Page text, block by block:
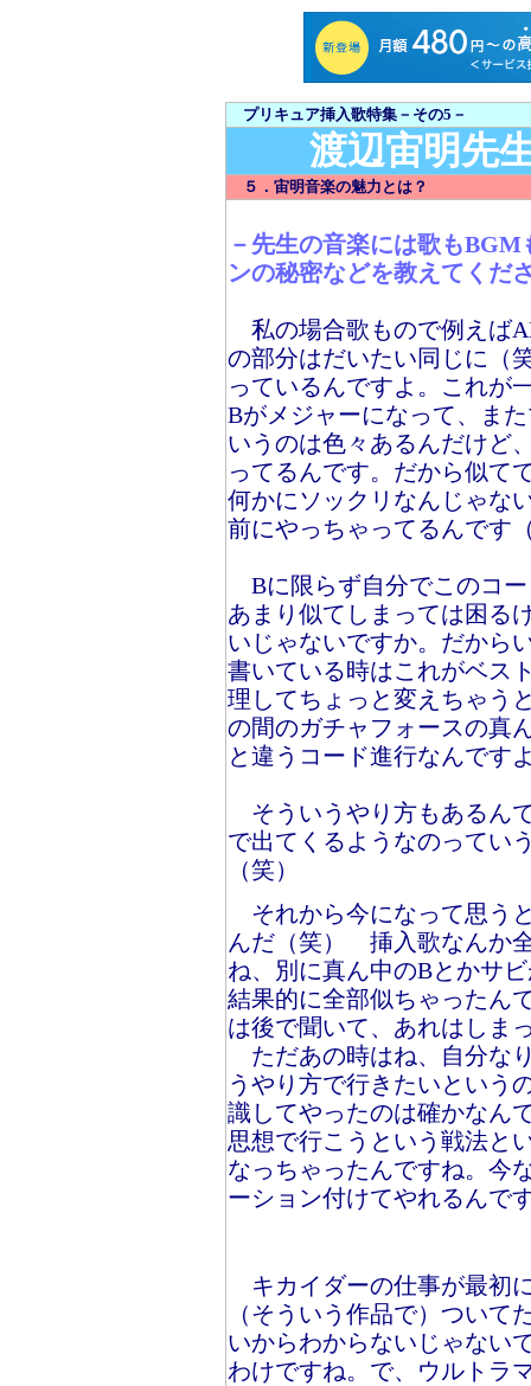
プリキュア挿入歌特集－その5－
渡辺宙明先
５．宙明音楽の魅力とは？
－先生の音楽には歌も
ンの秘密などを教えてくだ
私の場合歌もので例えば
の部分はだいたい同じに（
っているんですよ。これが
Bがメジャーになって、ま
いうのは色々あるんだけど
ってるんです。だから似て
何かにソックリなんじゃな
前にやっちゃってるんです
Bに限らず自分でこのコ
あまり似てしまっては困る
いじゃないですか。だか
書いている時はこれがベス
理してちょっと変えちゃう
の間のガチャフォースの真
と違うコード進行なんです
そういうやり方もあるん
で出てくるようなのってい
（笑）
それから今になって思う
んだ（笑） 挿入歌なんか
ね、別に真ん中のBとかサ
結果的に全部似ちゃったん
は後で聞いて、あれはしま
ただあの時はね、自分な
うやり方で行きたいという
識してやったのは確かなん
思想で行こうという戦法と
なっちゃったんですね。今
ーション付けてやれるんで
キカイダーの仕事が最初
（そういう作品で）ついて
いからわからないじゃない
わけですね。で、ウルトラ